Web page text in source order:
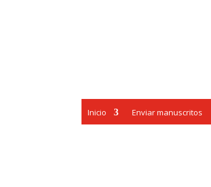
Inicio Enviar manuscritos